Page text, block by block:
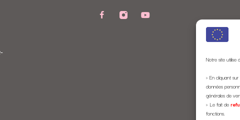
Notre site utilise
> En cliquant sur
données
générales de
> Le fait de
fonctions.